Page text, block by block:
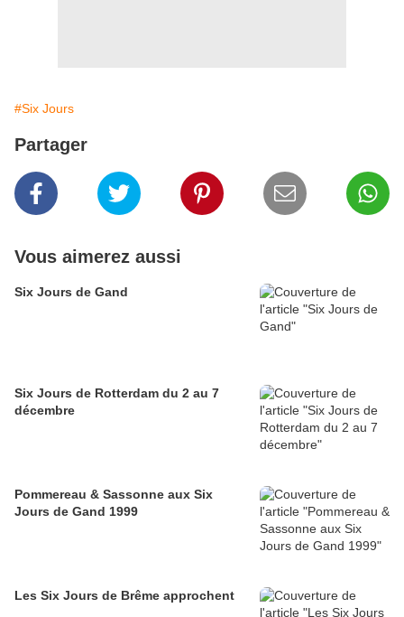
#Six Jours
Partager
Vous aimerez aussi
Six Jours de Gand
Six Jours de Rotterdam du 2 au 7
décembre
Pommereau & Sassonne aux Six
Jours de Gand 1999
Les Six Jours de Brême approchent